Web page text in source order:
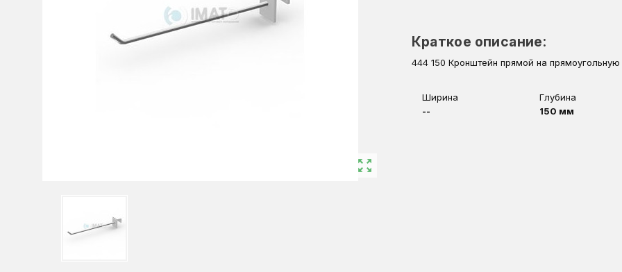
zoom_out_map
Краткое описание:
444 150 Кронштейн прямой на прямоугольную
Ширина
--
Глубина
150 мм